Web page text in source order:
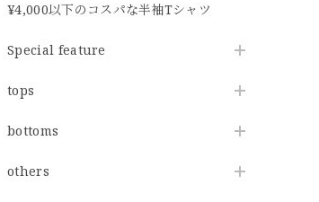
¥4,000以下のコスパな半袖Tシャツ
Special feature
tops
bottoms
others